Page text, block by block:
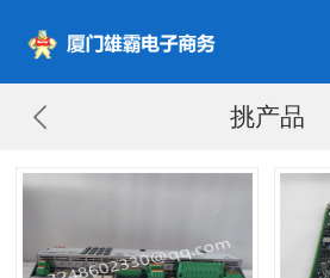
挑产品